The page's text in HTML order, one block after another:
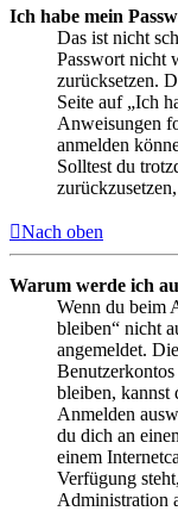
Ich habe mein
Das ist nicht
Passwort nicht
zurücksetzen.
Seite auf „Ich
Anweisungen
anmelden
Solltest du
Nach oben
Warum werde ich
Wenn du beim
bleiben“ nicht
angemeldet.
bleiben, kannst
Anmelden
du dich an
einem
Verfügung
Administration